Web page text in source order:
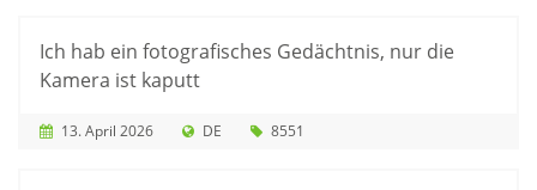
Ich hab ein fotografisches Gedächtnis, nur die
Kamera ist kaputt
13. April 2026 DE 8551